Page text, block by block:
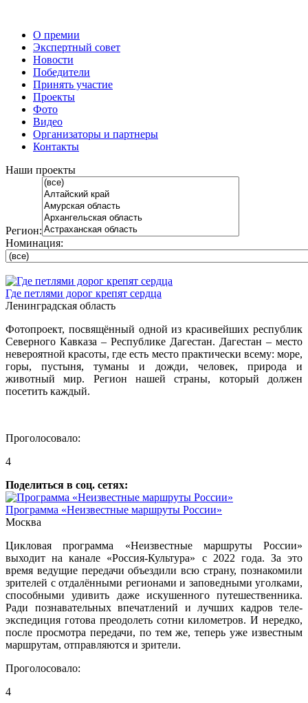
О премии
Экспертный совет
Новости
Победители
Принять участие
Проекты
Фото
Видео
Организаторы и партнеры
Контакты
Наши проекты
Регион:
Номинация:
Где петлями дорог крепят сердца
Ленинградская область
Фотопроект, посвящённый одной из красивейших республик
Северного Кавказа – Республике Дагестан. Дагестан – место
невероятной красоты, где есть место практически всему: море,
горы, пустыня, туманы и дожди, человек, природа и
животный мир. Регион нашей страны, который должен
посетить каждый.
Проголосовало:
4
Поделиться в соц. сетях:
Программа «Неизвестные маршруты России»
Москва
Цикловая программа «Неизвестные маршруты России»
выходит на канале «Россия-Культура» с 2022 года. За это
время ведущие передачи объездили всю страну, познакомили
зрителей с отдалёнными регионами и заповедными уголками,
способными удивить даже искушенного путешественника.
Ради познавательных впечатлений и лучших кадров теле-
экспедиция готова преодолеть сотни километров. И нередко,
после просмотра передачи, по тем же, теперь уже известным
маршрутам, отправляются и зрители.
Проголосовало:
4